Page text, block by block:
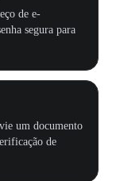
de e-
segura para
um documento
de